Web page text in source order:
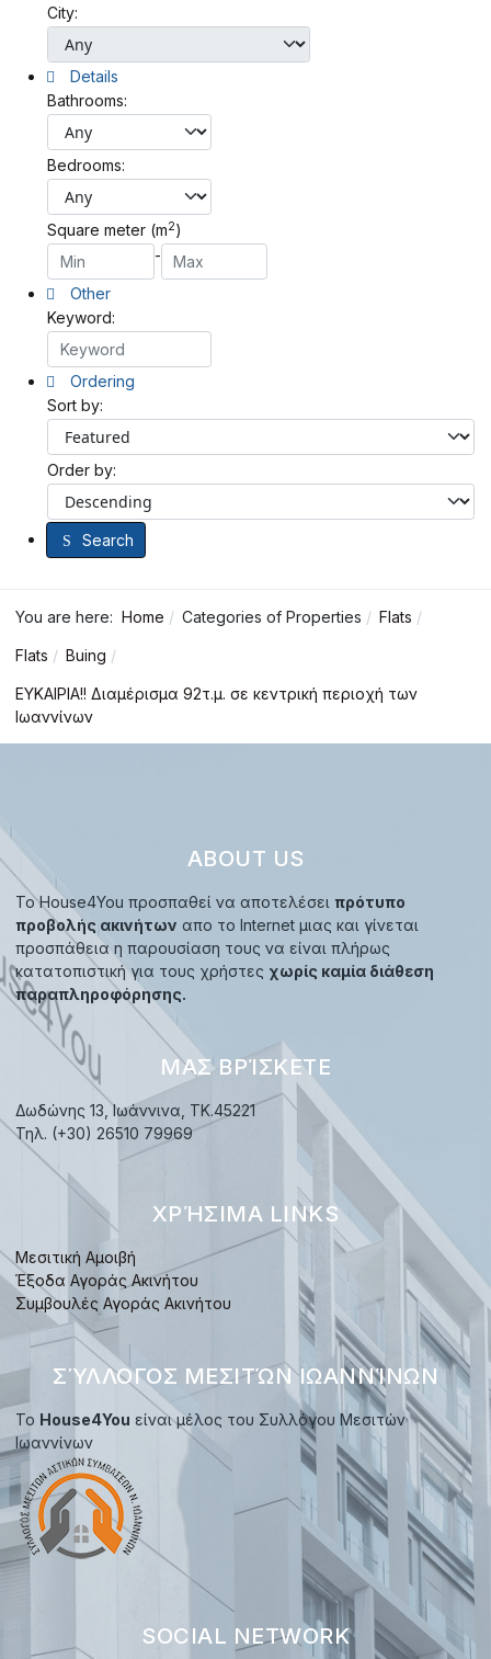
City:
Details
Bathrooms:
Bedrooms:
Square meter (m2)
-
Other
Keyword:
Ordering
Sort by:
Order by:
Search
You are here: Home Categories of Properties Flats
Flats Buing
ΕΥΚΑΙΡΙΑ!! Διαμέρισμα 92τ.μ. σε κεντρική περιοχή των
Ιωαννίνων
ABOUT US
Το House4You προσπαθεί να αποτελέσει πρότυπο
προβολής ακινήτων απο το Internet μιας και γίνεται
προσπάθεια η παρουσίαση τους να είναι πλήρως
κατατοπιστική για τους χρήστες χωρίς καμία διάθεση
παραπληροφόρησης.
ΜΑΣ ΒΡΊΣΚΕΤΕ
Δωδώνης 13, Ιωάννινα, TK.45221
Τηλ. (+30) 26510 79969
ΧΡΉΣΙΜΑ LINKS
Μεσιτική Αμοιβή
Έξοδα Αγοράς Ακινήτου
Συμβουλές Αγοράς Ακινήτου
ΣΎΛΛΟΓΟΣ ΜΕΣΙΤΏΝ ΙΩΑΝΝΊΝΩΝ
Το House4You είναι μέλος του Συλλόγου Μεσιτών
Ιωαννίνων
SOCIAL NETWORK